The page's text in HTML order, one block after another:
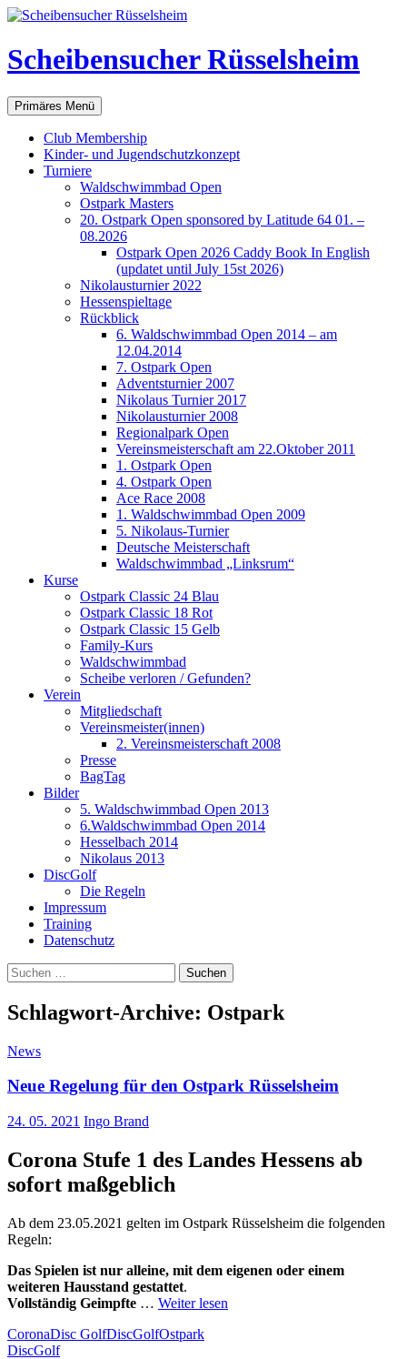
Scheibensucher Rüsselsheim
Suchen
Primäres Menü Zum
Inhalt
springen
Club Membership
Kinder- und Jugendschutzkonzept
Turniere
Waldschwimmbad Open
Ostpark Masters
20. Ostpark Open sponsored by Latitude 64 01. –
08.2026
Ostpark Open 2026 Caddy Book In English
(updatet until July 15st 2026)
Nikolausturnier 2022
Hessenspieltage
Rückblick
6. Waldschwimmbad Open 2014 – am
12.04.2014
7. Ostpark Open
Adventsturnier 2007
Nikolaus Turnier 2017
Nikolausturnier 2008
Regionalpark Open
Vereinsmeisterschaft am 22.Oktober 2011
1. Ostpark Open
4. Ostpark Open
Ace Race 2008
1. Waldschwimmbad Open 2009
5. Nikolaus-Turnier
Deutsche Meisterschaft
Waldschwimmbad „Linksrum“
Kurse
Ostpark Classic 24 Blau
Ostpark Classic 18 Rot
Ostpark Classic 15 Gelb
Family-Kurs
Waldschwimmbad
Scheibe verloren / Gefunden?
Verein
Mitgliedschaft
Vereinsmeister(innen)
2. Vereinsmeisterschaft 2008
Presse
BagTag
Bilder
5. Waldschwimmbad Open 2013
6.Waldschwimmbad Open 2014
Hesselbach 2014
Nikolaus 2013
DiscGolf
Die Regeln
Impressum
Training
Datenschutz
Suchen
nach:
Schlagwort-Archive: Ostpark
News
Neue Regelung für den Ostpark Rüsselsheim
24. 05. 2021 Ingo Brand
Corona Stufe 1 des Landes Hessens ab
sofort maßgeblich
Ab dem 23.05.2021 gelten im Ostpark Rüsselsheim die folgenden
Regeln:
Das Spielen ist nur alleine, mit dem eigenen oder einem
weiteren Hausstand gestattet.
Vollständig Geimpfte … Weiter lesen
CoronaDisc GolfDiscGolfOstpark
DiscGolf